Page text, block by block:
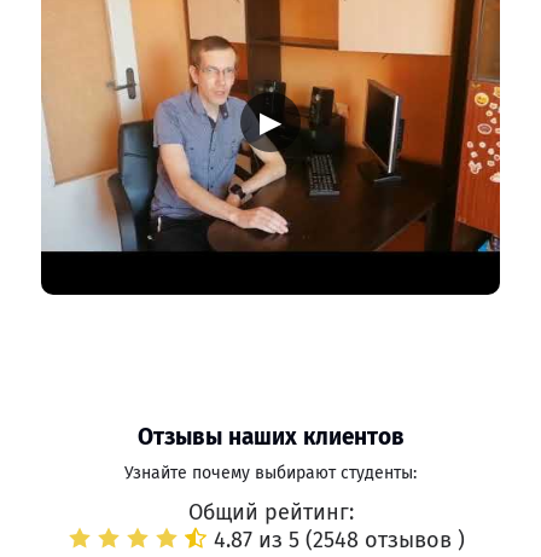
▶
Отзывы наших клиентов
Узнайте почему выбирают студенты:
Общий рейтинг:
4.87 из 5 (2548 отзывов )